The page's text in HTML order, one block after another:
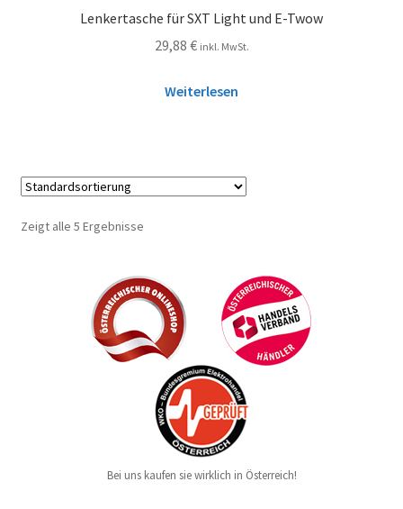
Lenkertasche für SXT Light und E-Twow
29,88 € inkl. MwSt.
Weiterlesen
Zeigt alle 5 Ergebnisse
Bei uns kaufen sie wirklich in Österreich!